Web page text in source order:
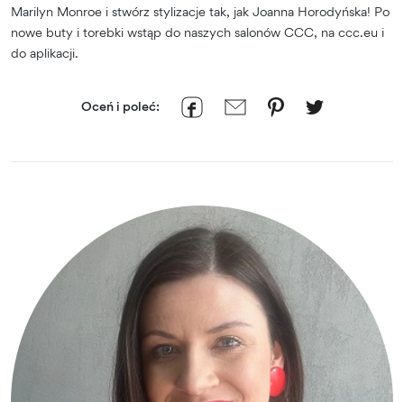
Marilyn Monroe i stwórz stylizacje tak, jak Joanna Horodyńska! Po
nowe buty i torebki wstąp do naszych salonów CCC, na ccc.eu i
do aplikacji.
Oceń i poleć: